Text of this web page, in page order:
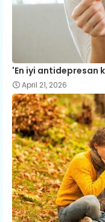
'En iyi antidepresan
April 21, 2026